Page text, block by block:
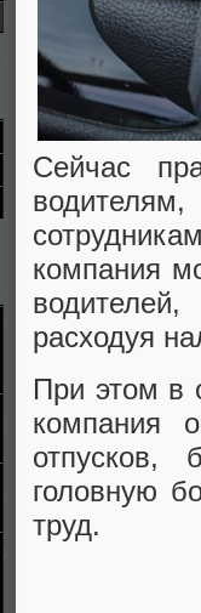
Сейчас
компания
расходуя
При этом в
компания
отпусков,
головную
труд.